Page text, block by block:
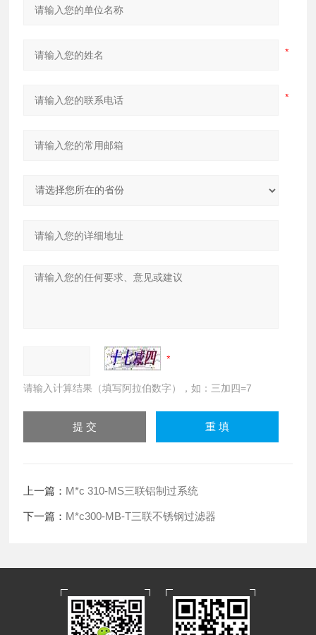
请输入计算结果（填写阿拉伯数字），如：三加四=7
上一篇： M*c 310-MS三联铝制过系统
下一篇： M*c300-MB-T三联不锈钢过滤器